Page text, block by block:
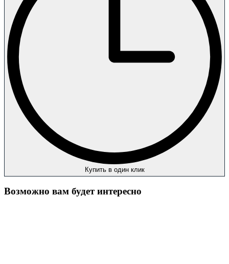
Купить в один клик
Возможно вам будет интересно